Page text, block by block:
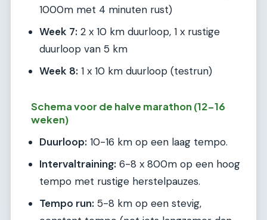
1000m met 4 minuten rust)
Week 7: 2 x 10 km duurloop, 1 x rustige
duurloop van 5 km
Week 8: 1 x 10 km duurloop (testrun)
Schema voor de halve marathon (12-16
weken)
Duurloop: 10-16 km op een laag tempo.
Intervaltraining: 6-8 x 800m op een hoog
tempo met rustige herstelpauzes.
Tempo run: 5-8 km op een stevig,